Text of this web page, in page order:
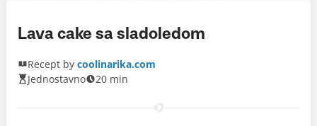
Lava cake sa sladoledom
Recept by coolinarika.com
Jednostavno
20 min